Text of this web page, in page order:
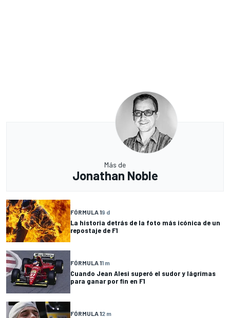
Más de
Jonathan Noble
FÓRMULA 19 d
La historia detrás de la foto más icónica de un
repostaje de F1
FÓRMULA 11 m
Cuando Jean Alesi superó el sudor y lágrimas
para ganar por fin en F1
FÓRMULA 12 m